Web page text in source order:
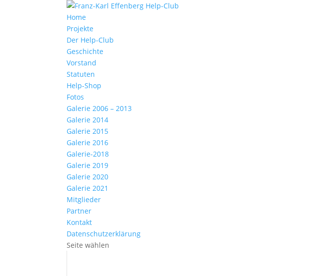
Home
Projekte
Der Help-Club
Geschichte
Vorstand
Statuten
Help-Shop
Fotos
Galerie 2006 – 2013
Galerie 2014
Galerie 2015
Galerie 2016
Galerie-2018
Galerie 2019
Galerie 2020
Galerie 2021
Mitglieder
Partner
Kontakt
Datenschutzerklärung
Seite wählen